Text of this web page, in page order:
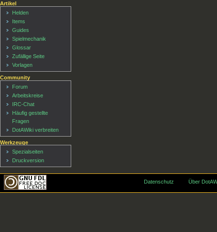
Artikel
Helden
Items
Guides
Spielmechanik
Glossar
Zufällige Seite
Vorlagen
Community
Forum
Arbeitskreise
IRC-Chat
Häufig gestellte
Fragen
DotAWiki verbreiten
Werkzeuge
Spezialseiten
Druckversion
Datenschutz Über